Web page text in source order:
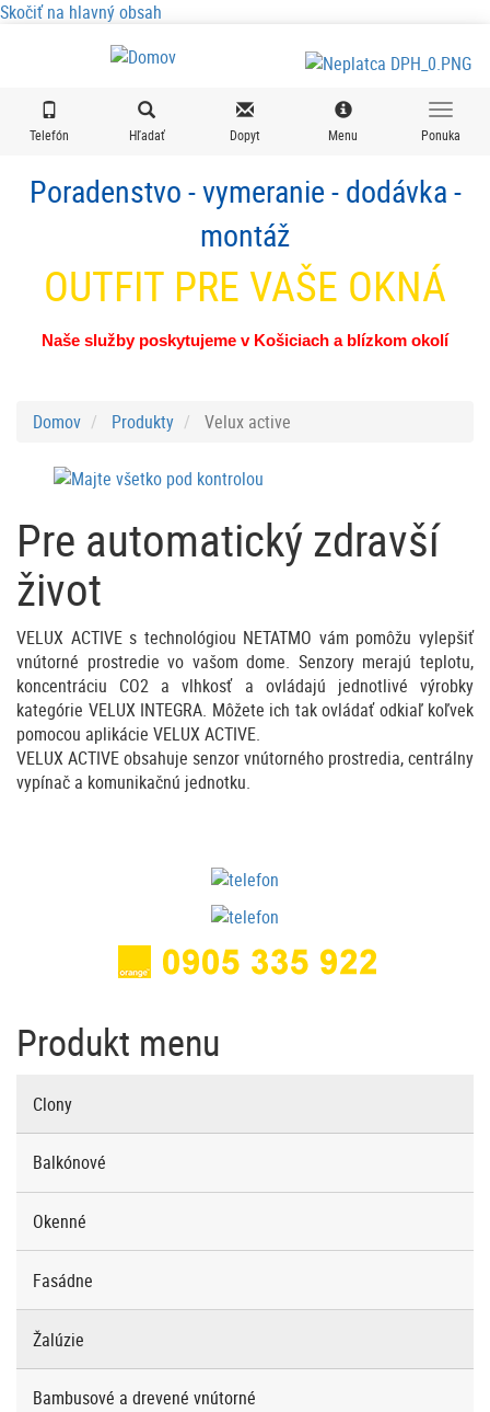
Skočiť na hlavný obsah
Telefón Hľadať Dopyt Menu Ponuka
Poradenstvo - vymeranie - dodávka -
montáž
OUTFIT PRE VAŠE OKNÁ
Naše služby poskytujeme v Košiciach a blízkom okolí
Domov Produkty Velux active
Pre automatický zdravší
život
VELUX ACTIVE s technológiou NETATMO vám pomôžu vylepšiť
vnútorné prostredie vo vašom dome. Senzory merajú teplotu,
koncentráciu CO2 a vlhkosť a ovládajú jednotlivé výrobky
kategórie VELUX INTEGRA. Môžete ich tak ovládať odkiaľ koľvek
pomocou aplikácie VELUX ACTIVE.
VELUX ACTIVE obsahuje senzor vnútorného prostredia, centrálny
vypínač a komunikačnú jednotku.
Produkt menu
Clony
Balkónové
Okenné
Fasádne
Žalúzie
Bambusové a drevené vnútorné